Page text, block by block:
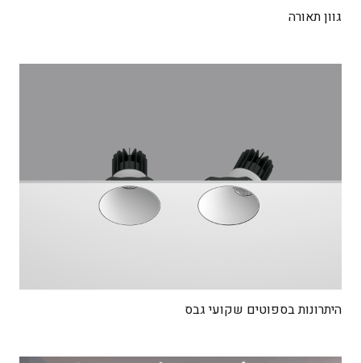
גוון תאורה
היתרונות בספוטים שקועי גבס